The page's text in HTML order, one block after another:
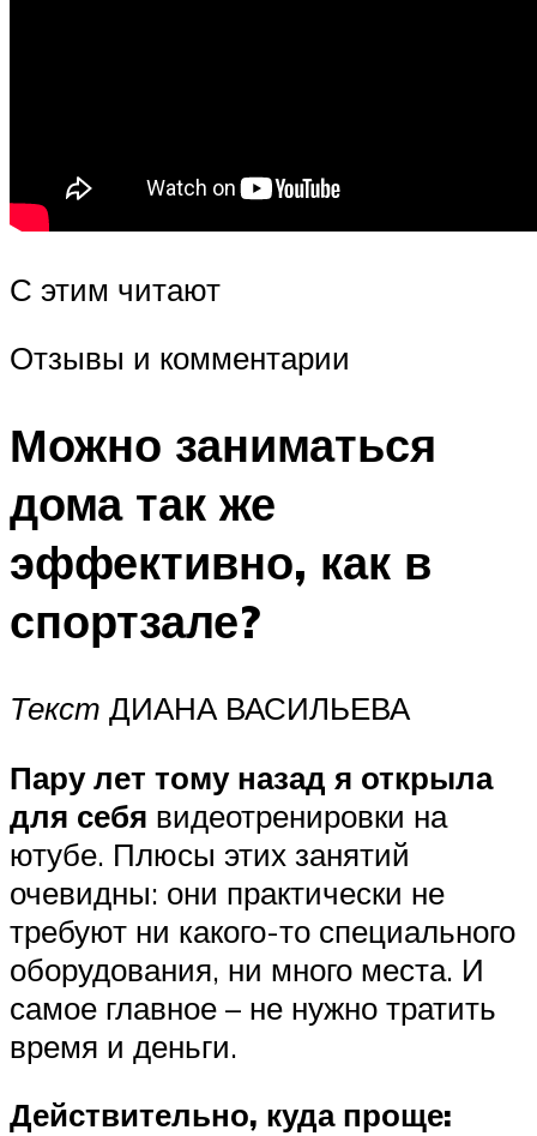
С этим читают
Отзывы и комментарии
Можно заниматься
дома так же
эффективно, как в
спортзале?
Текст ДИАНА ВАСИЛЬЕВА
Пару лет тому назад я открыла
для себя видеотренировки на
ютубе. Плюсы этих занятий
очевидны: они практически не
требуют ни какого-то специального
оборудования, ни много места. И
самое главное – не нужно тратить
время и деньги.
Действительно, куда проще: